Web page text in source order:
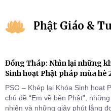
Phật Giáo &
Đồng Tháp: Nhìn lại những
Sinh hoạt Phật pháp mùa hè
PSO – Khép lại Khóa Sinh hoạt
chủ đề “Em về bên Phật”,
nhiên và những giây phút lắng